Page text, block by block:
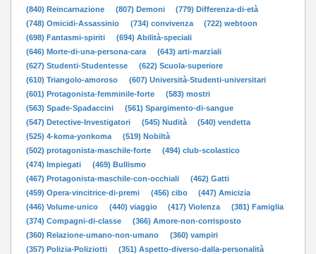
(840) Reincarnazione
(807) Demoni
(779) Differenza-di-età
(748) Omicidi-Assassinio
(734) convivenza
(722) webtoon
(698) Fantasmi-spiriti
(694) Abilità-speciali
(646) Morte-di-una-persona-cara
(643) arti-marziali
(627) Studenti-Studentesse
(622) Scuola-superiore
(610) Triangolo-amoroso
(607) Università-Studenti-universitari
(601) Protagonista-femminile-forte
(583) mostri
(563) Spade-Spadaccini
(561) Spargimento-di-sangue
(547) Detective-Investigatori
(545) Nudità
(540) vendetta
(525) 4-koma-yonkoma
(519) Nobiltà
(502) protagonista-maschile-forte
(494) club-scolastico
(474) Impiegati
(469) Bullismo
(467) Protagonista-maschile-con-occhiali
(462) Gatti
(459) Opera-vincitrice-di-premi
(456) cibo
(447) Amicizia
(446) Volume-unico
(440) viaggio (417) Violenza
(381) Famiglia
(374) Compagni-di-classe
(366) Amore-non-corrisposto
(360) Relazione-umano-non-umano
(360) vampiri
(357) Polizia-Poliziotti
(351) Aspetto-diverso-dalla-personalità